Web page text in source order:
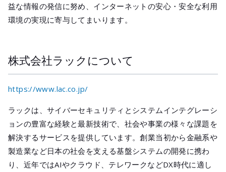
益な情報の発信に努め、インターネットの安心・安全な利用
環境の実現に寄与してまいります。
株式会社ラックについて
https://www.lac.co.jp/
ラックは、サイバーセキュリティとシステムインテグレーシ
ョンの豊富な経験と最新技術で、社会や事業の様々な課題を
解決するサービスを提供しています。創業当初から金融系や
製造業など日本の社会を支える基盤システムの開発に携わ
り、近年ではAIやクラウド、テレワークなどDX時代に適し